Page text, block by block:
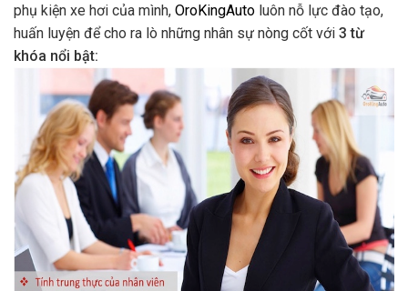
phụ kiện xe hơi của mình, OroKingAuto luôn nỗ lực đào tạo,
huấn luyện để cho ra lò những nhân sự nòng cốt với 3 từ
khóa nổi bật: